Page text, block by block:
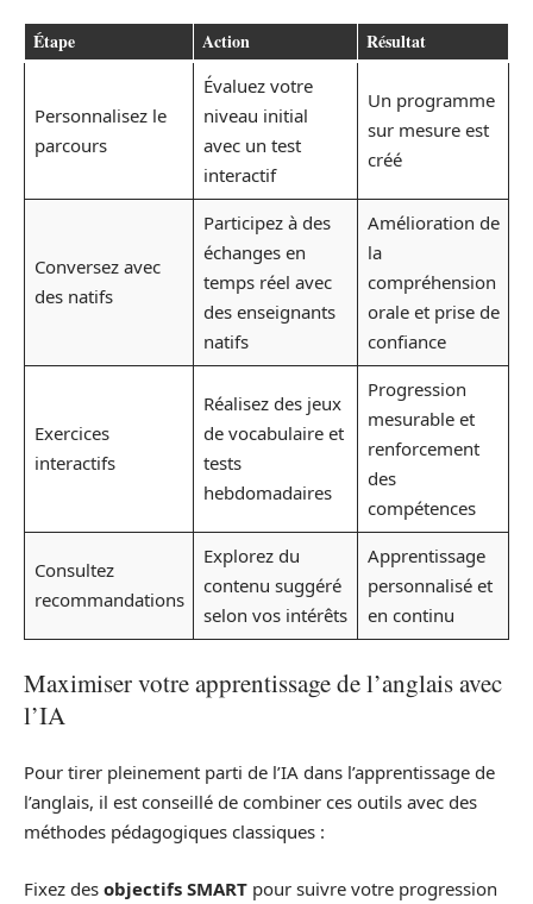
Étape Action Résultat
Personnalisez le
parcours
Évaluez votre
niveau initial
avec un test
interactif
Un programme
sur mesure est
créé
Conversez avec
des natifs
Participez à des
échanges en
temps réel avec
des enseignants
natifs
Amélioration de
la
compréhension
orale et prise de
confiance
Exercices
interactifs
Réalisez des jeux
de vocabulaire et
tests
hebdomadaires
Progression
mesurable et
renforcement
des
compétences
Consultez
recommandations
Explorez du
contenu suggéré
selon vos intérêts
Apprentissage
personnalisé et
en continu
Maximiser votre apprentissage de l’anglais avec
l’IA
Pour tirer pleinement parti de l’IA dans l’apprentissage de
l’anglais, il est conseillé de combiner ces outils avec des
méthodes pédagogiques classiques :
Fixez des objectifs SMART pour suivre votre progression